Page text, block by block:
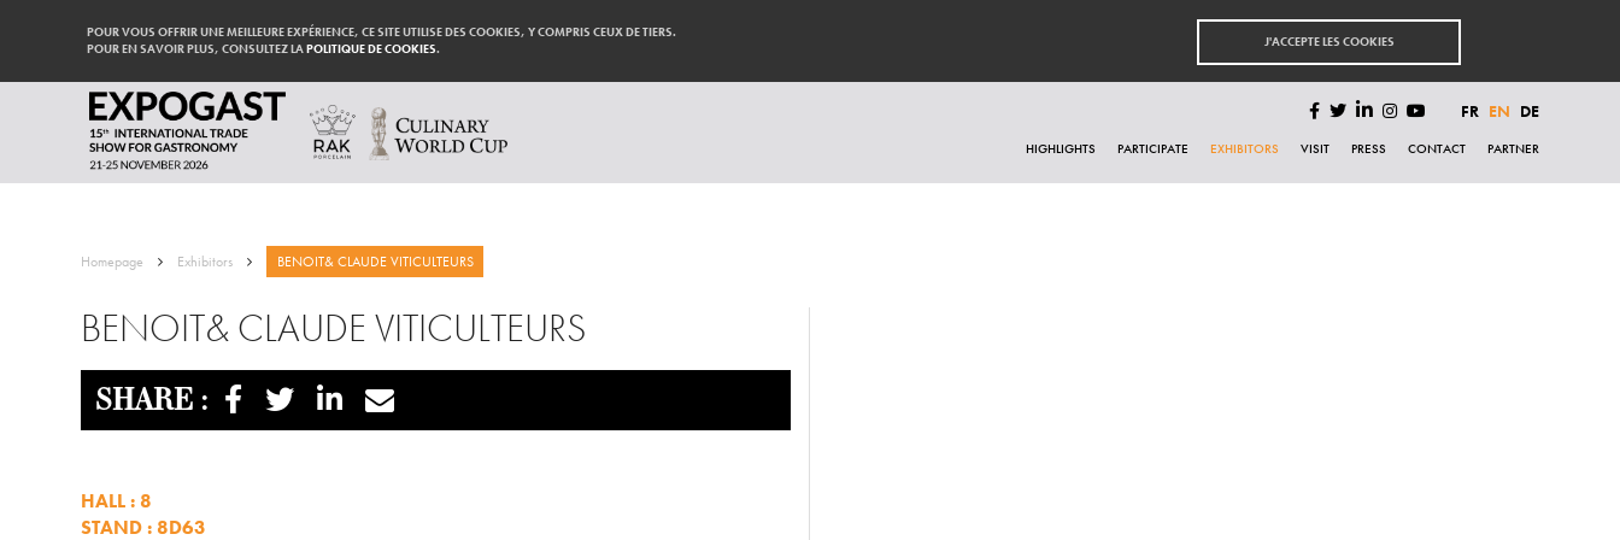
POUR VOUS OFFRIR UNE MEILLEURE EXPÉRIENCE, CE SITE UTILISE DES COOKIES, Y COMPRIS CEUX DE TIERS.
POUR EN SAVOIR PLUS, CONSULTEZ LAPOLITIQUE DE COOKIES. J'ACCEPTE LES COOKIES
FR EN DE
HIGHLIGHTS PARTICIPATE EXHIBITORS VISIT PRESS CONTACT PARTNER
Homepage Exhibitors BENOIT& CLAUDE VITICULTEURS
BENOIT& CLAUDE VITICULTEURS
SHARE :
HALL : 8
STAND : 8D63